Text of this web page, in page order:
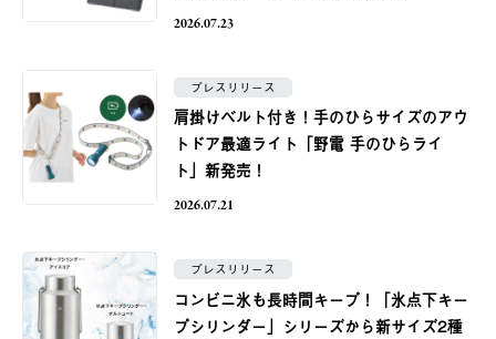
2026.07.23
プレスリリース
肩掛けベルト付き！手のひらサイズのアウ
トドア最適ライト「野電 手のひらライ
ト」新発売！
2026.07.21
プレスリリース
コンビニ氷も長時間キープ！「氷点下キー
プシリンダー」シリーズから新サイズ2種